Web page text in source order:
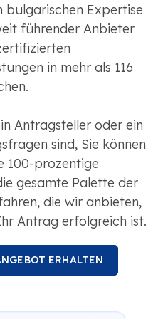
bulgarischen Expertise
führender Anbieter
in mehr als 116
Antragsteller oder ein
sind, Sie können
100-prozentige
gesamte Palette der
die wir anbieten,
Antrag erfolgreich ist.
ERHALTEN